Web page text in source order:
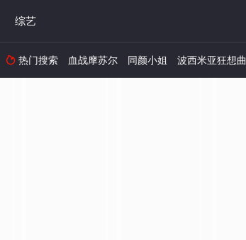
综艺
 热门搜索 血战摩苏尔 同颜小姐 波西米亚狂想曲